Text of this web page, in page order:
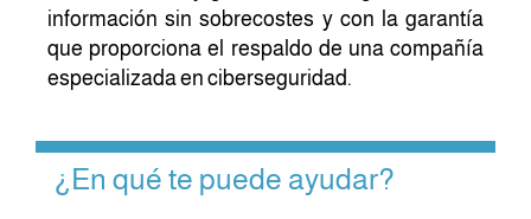
información sin sobrecostes y con la garantía
que proporciona el respaldo de una compañía
especializada en ciberseguridad.
¿En qué te puede ayudar?